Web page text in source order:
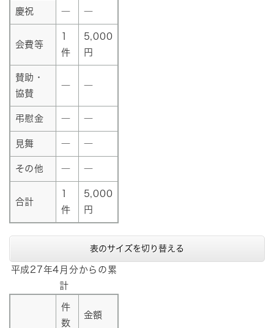
慶祝 ― ―
会費等
1
件
5,000
円
賛助・
協賛
― ―
弔慰金 ― ―
見舞 ― ―
その他 ― ―
合計
1
件
5,000
円
表のサイズを切り替える
平成27年4月分からの累
計
件
数
金額